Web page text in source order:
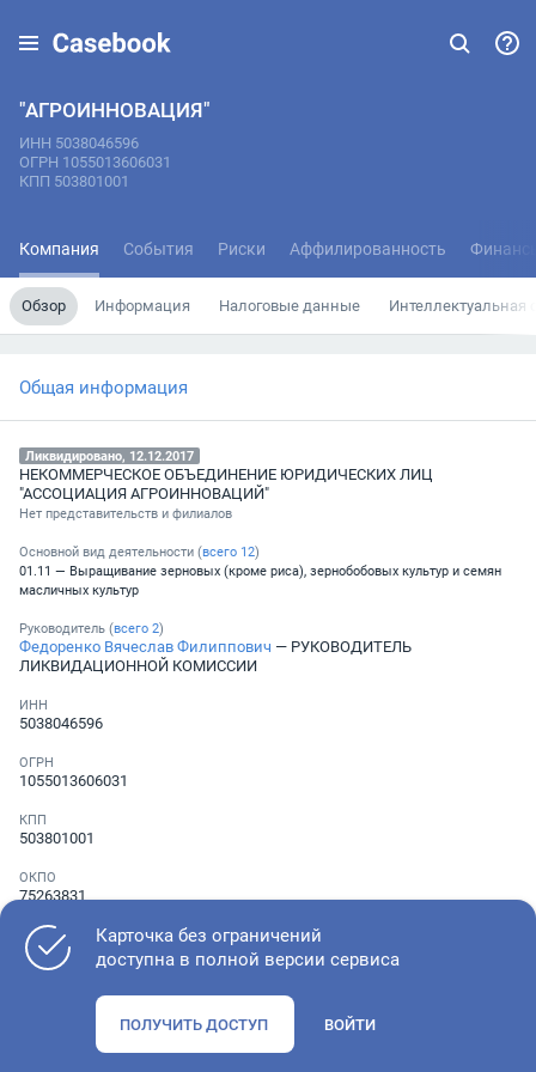
"АГРОИННОВАЦИЯ"
ИНН 5038046596
ОГРН 1055013606031
КПП 503801001
Компания События Риски Аффилированность
Обзор Информация Налоговые данные Интеллектуальная
Общая информация
Ликвидировано, 12.12.2017
НЕКОММЕРЧЕСКОЕ ОБЪЕДИНЕНИЕ ЮРИДИЧЕСКИХ ЛИЦ
"АССОЦИАЦИЯ АГРОИННОВАЦИЙ"
Нет представительств и филиалов
Основной вид деятельности (всего 12)
01.11 — Выращивание зерновых (кроме риса), зернобобовых культур и семян
масличных культур
Руководитель (всего 2)
Федоренко Вячеслав Филиппович — РУКОВОДИТЕЛЬ
ЛИКВИДАЦИОННОЙ КОМИССИИ
ИНН
5038046596
ОГРН
1055013606031
КПП
503801001
ОКПО
75263831
Телефон
░ ░░░ ░░░░░░░
Как оценить состояние компании
Карточка без ограничений
доступна в полной версии сервиса
ПОЛУЧИТЬ ДОСТУП ВОЙТИ